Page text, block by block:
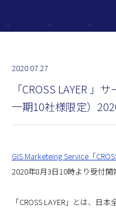
2020.07.27
「CROSS LAYER 」
一期10社様限定）
GIS Marketeing Service「
2020年8月3日10時より受付開
「CROSS LAYER」とは、日